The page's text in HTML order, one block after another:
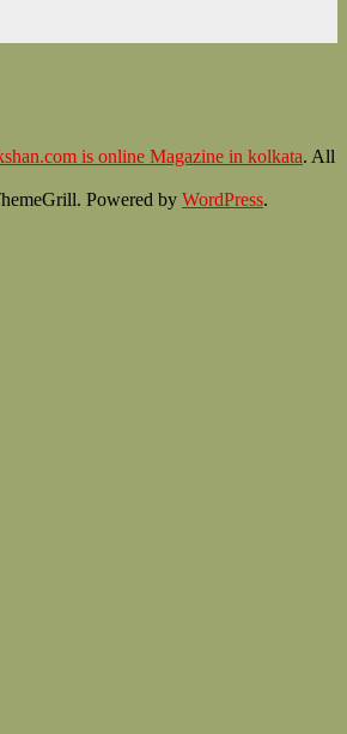
is online Magazine in kolkata. All
Powered by WordPress.